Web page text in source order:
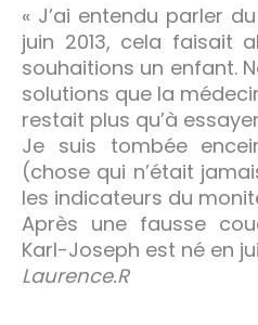
« J’ai entendu parler
juin 2013, cela faisait
souhaitions un enfant.
solutions que la
restait plus qu’à
Je suis tombée
(chose qui n’était
les indicateurs du
Après une fausse
Karl-Joseph est né en
Laurence.R